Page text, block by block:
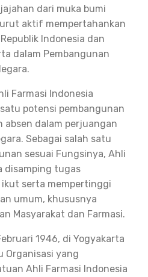
dari muka bumi
aktif mempertahankan
Indonesia dan
dalam Pembangunan
Farmasi Indonesia
potensi pembangunan
absen dalam perjuangan
Sebagai salah satu
sesuai Fungsinya, Ahli
disamping tugas
serta mempertinggi
umum, khususnya
Masyarakat dan Farmasi.
1946, di Yogyakarta
Organisasi yang
Ahli Farmasi Indonesia